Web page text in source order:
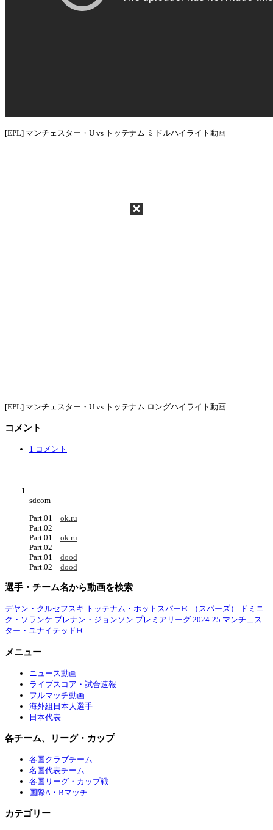
[EPL] マンチェスター・U vs トッテナム ミドルハイライト動画
[EPL] マンチェスター・U vs トッテナム ロングハイライト動画
コメント
1 コメント
sdcom
Part.01 ok.ru
Part.02
Part.01 ok.ru
Part.02
Part.01 dood
Part.02 dood
選手・チーム名から動画を検索
デヤン・クルセフスキ トッテナム・ホットスパーFC（スパーズ）
ドミニ
ク・ソランケ ブレナン・ジョンソン プレミアリーグ 2024-25 マンチェス
ター・ユナイテッドFC
メニュー
ニュース動画
ライブスコア・試合速報
フルマッチ動画
海外組日本人選手
日本代表
各チーム、リーグ・カップ
各国クラブチーム
名国代表チーム
各国リーグ・カップ戦
国際A・Bマッチ
カテゴリー